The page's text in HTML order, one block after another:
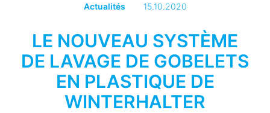
Actualités 15.10.2020
LE NOUVEAU SYSTÈME
DE LAVAGE DE GOBELETS
EN PLASTIQUE DE
WINTERHALTER